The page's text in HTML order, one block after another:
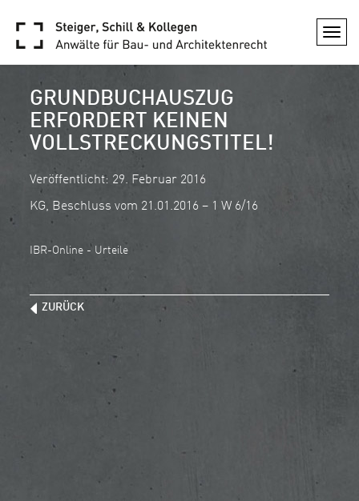
GRUNDBUCHAUSZUG
ERFORDERT KEINEN
VOLLSTRECKUNGSTITEL!
Veröffentlicht: 29. Februar 2016
KG, Beschluss vom 21.01.2016 – 1 W 6/16
IBR-Online - Urteile
ZURÜCK